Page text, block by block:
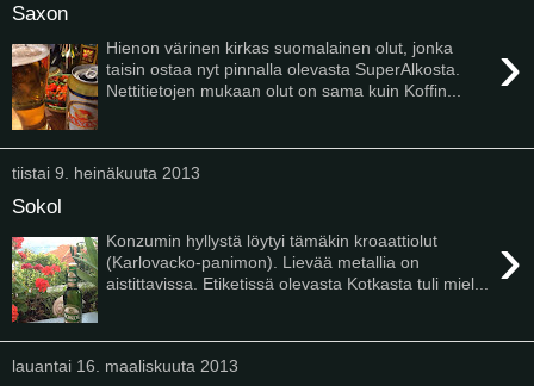
Saxon
›
Hienon värinen kirkas suomalainen olut, jonka
taisin ostaa nyt pinnalla olevasta SuperAlkosta.
Nettitietojen mukaan olut on sama kuin Koffin...
tiistai 9. heinäkuuta 2013
Sokol
›
Konzumin hyllystä löytyi tämäkin kroaattiolut
(Karlovacko-panimon). Lievää metallia on
aistittavissa. Etiketissä olevasta Kotkasta tuli miel...
lauantai 16. maaliskuuta 2013